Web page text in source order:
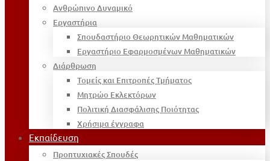
Ανθρώπινο Δυναμικό
Εργαστήρια
Σπουδαστήριο Θεωρητικών Μαθηματικών
Εργαστήριο Εφαρμοσμένων Μαθηματικών
Διάρθρωση
Τομείς και Επιτροπές Τμήματος
Μητρώο Εκλεκτόρων
Πολιτική Διασφάλισης Ποιότητας
Χρήσιμα έγγραφα
Εκπαίδευση
Προπτυχιακές Σπουδές